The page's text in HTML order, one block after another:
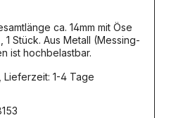
ca. 14mm mit Öse
1 Stück. Aus Metall (Messing-
ist hochbelastbar.
1-4 Tage